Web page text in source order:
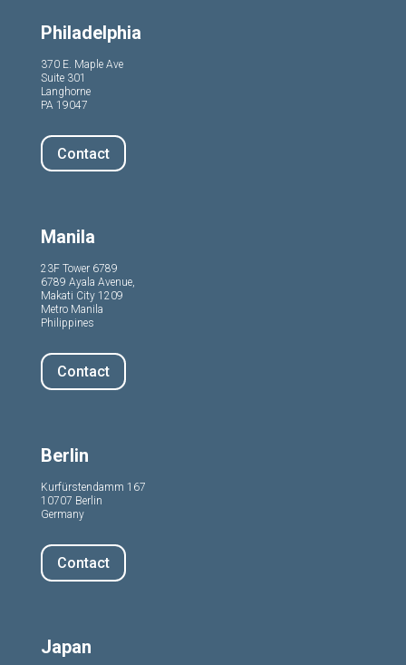
Philadelphia
370 E. Maple Ave
Suite 301
Langhorne
PA 19047
Contact
Manila
23F Tower 6789
6789 Ayala Avenue,
Makati City 1209
Metro Manila
Philippines
Contact
Berlin
Kurfürstendamm 167
10707 Berlin
Germany
Contact
Japan